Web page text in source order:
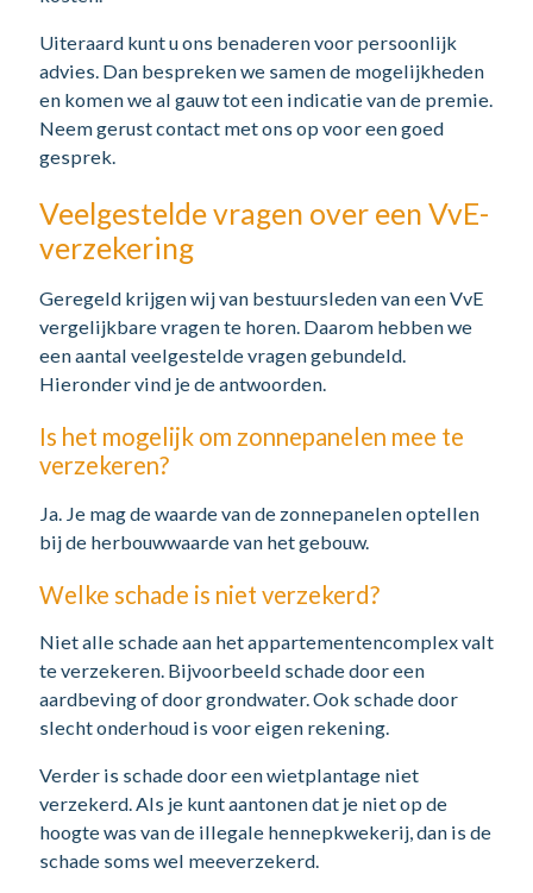
Uiteraard kunt u ons benaderen voor persoonlijk
advies. Dan bespreken we samen de mogelijkheden
en komen we al gauw tot een indicatie van de premie.
Neem gerust contact met ons op voor een goed
gesprek.
Veelgestelde vragen over een VvE-
verzekering
Geregeld krijgen wij van bestuursleden van een VvE
vergelijkbare vragen te horen. Daarom hebben we
een aantal veelgestelde vragen gebundeld.
Hieronder vind je de antwoorden.
Is het mogelijk om zonnepanelen mee te
verzekeren?
Ja. Je mag de waarde van de zonnepanelen optellen
bij de herbouwwaarde van het gebouw.
Welke schade is niet verzekerd?
Niet alle schade aan het appartementencomplex valt
te verzekeren. Bijvoorbeeld schade door een
aardbeving of door grondwater. Ook schade door
slecht onderhoud is voor eigen rekening.
Verder is schade door een wietplantage niet
verzekerd. Als je kunt aantonen dat je niet op de
hoogte was van de illegale hennepkwekerij, dan is de
schade soms wel meeverzekerd.